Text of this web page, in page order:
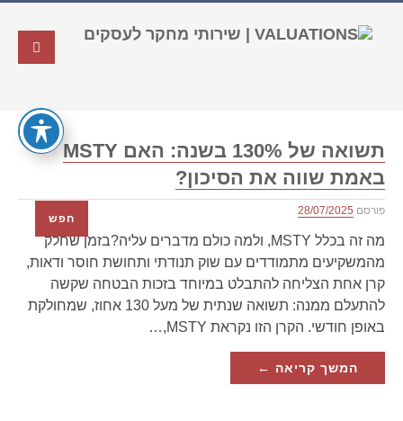
תשואה של 130% בשנה: האם MSTY
באמת שווה את הסיכון?
פורסם 28/07/2025
מה זה בכלל MSTY, ולמה כולם מדברים עליה?בזמן שחלק
מהמשקיעים מתמודדים עם שוק תנודתי ותחושת חוסר ודאות,
קרן אחת הצליחה להתבלט במיוחד בזכות הבטחה שקשה
להתעלם ממנה: תשואה שנתית של מעל 130 אחוז, שמחולקת
באופן חודשי. הקרן הזו נקראת MSTY,…
המשך קריאה ←
חפש